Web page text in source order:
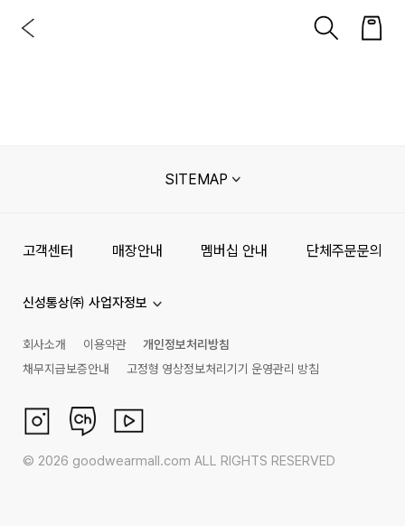
SITEMAP
고객센터 매장안내 멤버십 안내 단체주문문의
신성통상㈜ 사업자정보
회사소개 이용약관
개인정보처리방침
채무지급보증안내
고정형 영상정보처리기기 운영관리 방침
© 2026 goodwearmall.com ALL RIGHTS RESERVED